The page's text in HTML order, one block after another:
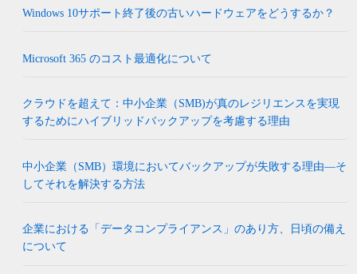
Windows 10サポート終了後の古いハードウェアをどうするか？
Microsoft 365 のコスト最適化について
クラウドを超えて：中小企業（SMB)が真のレジリエンスを実現
するためにハイブリッドバックアップを考慮する理由
中小企業（SMB）環境においてバックアップが失敗する理由―そ
してそれを解決する方法
企業における「データコンプライアンス」のあり方、日頃の備え
について